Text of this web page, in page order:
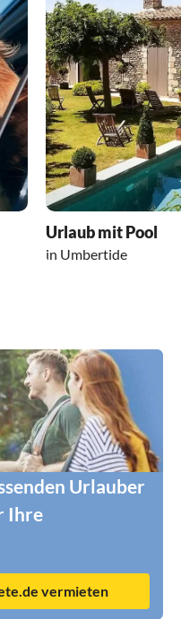
Urlaub mit Pool
in Umbertide
Urlauber
Ihre
vermieten